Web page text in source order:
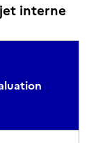
interne